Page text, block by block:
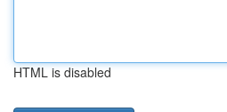
HTML is disabled